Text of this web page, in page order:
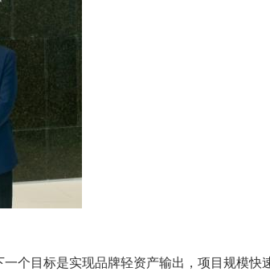
个目标是实现品牌轻资产输出，项目规模快